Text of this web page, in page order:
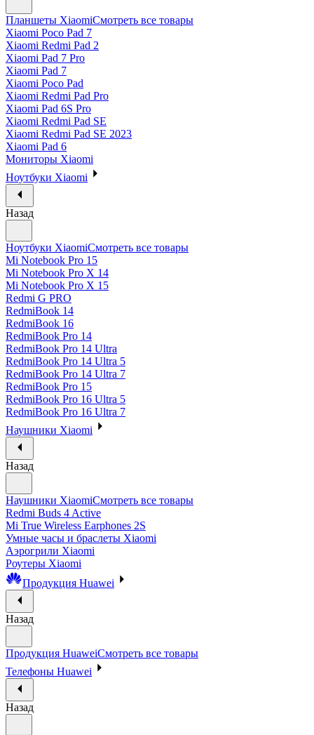
Планшеты XiaomiСмотреть все товары
Xiaomi Poco Pad 7
Xiaomi Redmi Pad 2
Xiaomi Pad 7 Pro
Xiaomi Pad 7
Xiaomi Poco Pad
Xiaomi Redmi Pad Pro
Xiaomi Pad 6S Pro
Xiaomi Redmi Pad SE
Xiaomi Redmi Pad SE 2023
Xiaomi Pad 6
Мониторы Xiaomi
Ноутбуки Xiaomi
Назад
Ноутбуки XiaomiСмотреть все товары
Mi Notebook Pro 15
Mi Notebook Pro X 14
Mi Notebook Pro X 15
Redmi G PRO
RedmiBook 14
RedmiBook 16
RedmiBook Pro 14
RedmiBook Pro 14 Ultra
RedmiBook Pro 14 Ultra 5
RedmiBook Pro 14 Ultra 7
RedmiBook Pro 15
RedmiBook Pro 16 Ultra 5
RedmiBook Pro 16 Ultra 7
Наушники Xiaomi
Назад
Наушники XiaomiСмотреть все товары
Redmi Buds 4 Active
Mi True Wireless Earphones 2S
Умные часы и браслеты Xiaomi
Аэрогрили Xiaomi
Роутеры Xiaomi
Продукция Huawei
Назад
Продукция HuaweiСмотреть все товары
Телефоны Huawei
Назад